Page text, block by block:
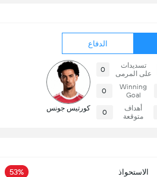
الدفاع
تسديدات
على المرمى
0
Winning
Goal
0
أهداف
متوقعة
0 كورتيس جونس
الاستحواذ 53%